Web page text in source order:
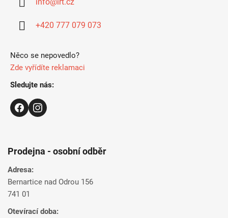
+420 777 079 073
Něco se nepovedlo?
Zde vyřídíte reklamaci
Sledujte nás:
Prodejna - osobní odběr
Adresa:
Bernartice nad Odrou 156
741 01
Otevírací doba: